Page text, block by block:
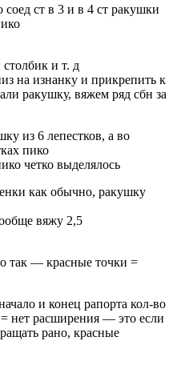
ст в 3 и в 4 ст ракушки
и т. д
на изнанку и прикрепить к
ракушку, вяжем ряд сбн за
из 6 лепестков, а во
пико
четко выделялось
как обычно, ракушку
вяжу 2,5
так — красные точки =
и конец рапорта кол-во
= нет расширения — это если
рано, красные